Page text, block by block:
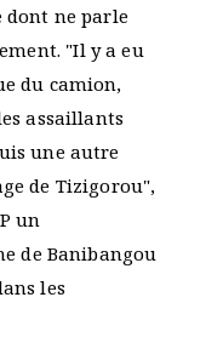
ne parle
"Il y a eu
du camion,
assaillants
une autre
de Tizigorou",
un
de Banibangou
les